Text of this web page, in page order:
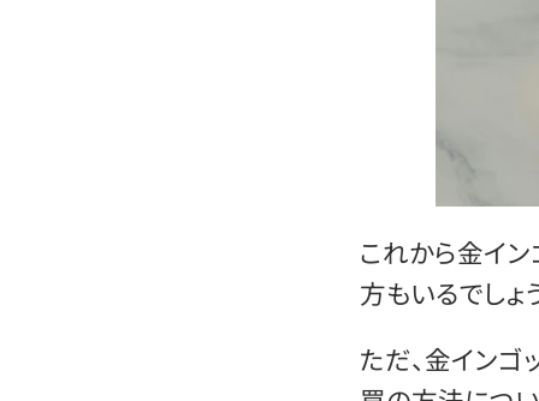
これから金イ
方もいるでしょ
ただ、金インゴ